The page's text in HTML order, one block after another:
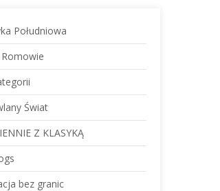
Południowa
Świat
Z KLASYKĄ
bez granic